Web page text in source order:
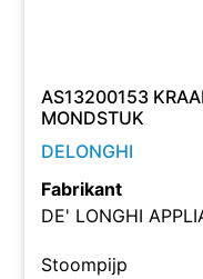
AS13200153
MONDSTUK
DELONGHI
Fabrikant
DE' LONGHI
Stoompijp